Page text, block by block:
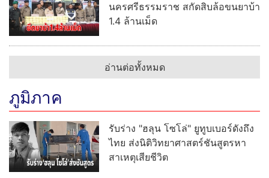
นครศรีธรรมราช สกัดสิบล้อขนยาบ้า
1.4 ล้านเม็ด
อ่านต่อทั้งหมด
ภูมิภาค
รับร่าง "ฮลุน โซโล่" ยูทูบเบอร์ดังถึง
ไทย ส่งนิติวิทยาศาสตร์ชันสูตรหา
สาเหตุเสียชีวิต